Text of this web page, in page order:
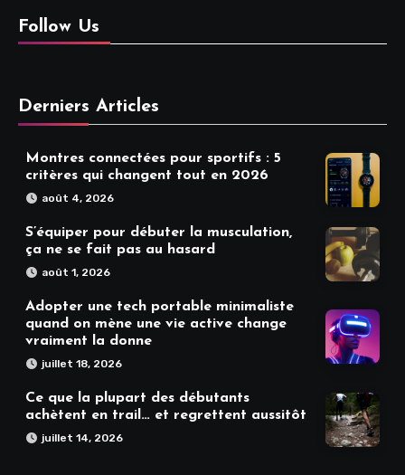
Follow Us
Derniers Articles
Montres connectées pour sportifs : 5
critères qui changent tout en 2026
août 4, 2026
S’équiper pour débuter la musculation,
ça ne se fait pas au hasard
août 1, 2026
Adopter une tech portable minimaliste
quand on mène une vie active change
vraiment la donne
juillet 18, 2026
Ce que la plupart des débutants
achètent en trail… et regrettent aussitôt
juillet 14, 2026